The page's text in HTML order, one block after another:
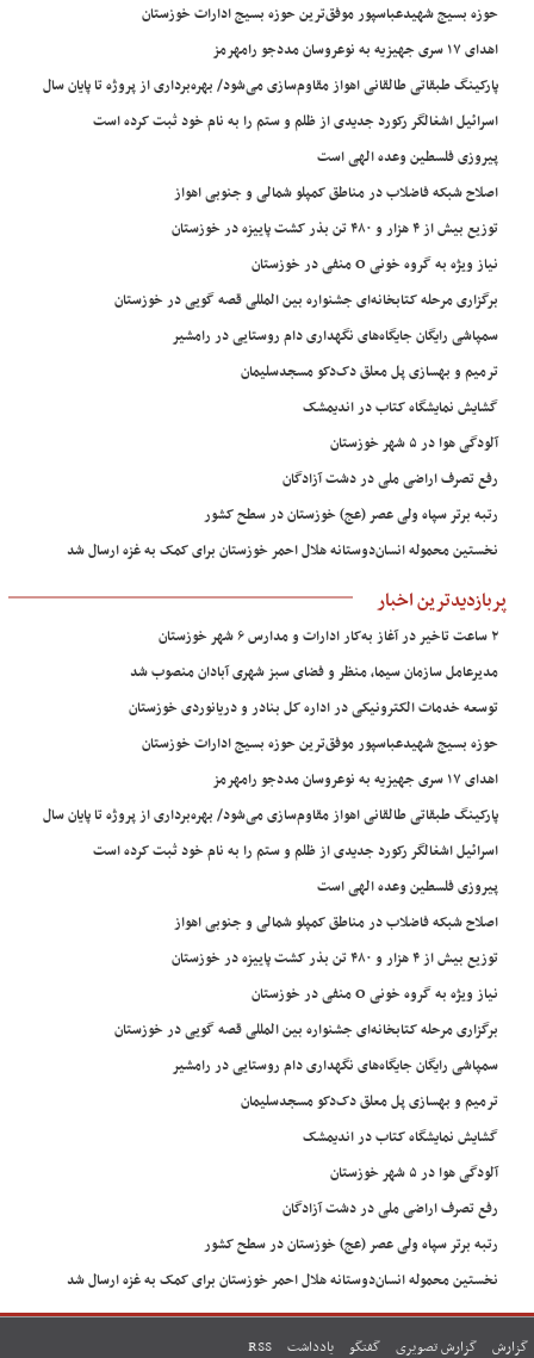
حوزه بسیج شهیدعباسپور موفق‌ترین حوزه بسیج ادارات خوزستان
اهدای ۱۷ سری جهیزیه به نوعروسان مددجو رامهرمز
پارکینگ طبقاتی طالقانی اهواز مقاوم‌سازی می‌شود/ بهره‌برداری از پروژه تا پایان سال
اسرائیل اشغالگر رکورد جدیدی از ظلم و ستم را به نام خود ثبت کرده است
پیروزی فلسطین وعده الهی است
اصلاح شبکه فاضلاب در مناطق کمپلو شمالی و جنوبی اهواز
توزیع بیش از ۴ هزار و ۴۸۰ تن بذر کشت پاییزه در خوزستان
نیاز ویژه به گروه خونی O منفی در خوزستان
برگزاری مرحله کتابخانه‌ای جشنواره بین المللی قصه گویی در خوزستان
سمپاشی رایگان جایگاه‌های نگهداری دام روستایی در رامشیر
ترمیم و بهسازی پل معلق دک‌دکو مسجدسلیمان
گشایش نمایشگاه کتاب در اندیمشک
آلودگی هوا در ۵ شهر خوزستان
رفع تصرف اراضی ملی در دشت آزادگان
رتبه برتر سپاه ولی عصر (عج) خوزستان در سطح کشور
نخستین محموله انسان‌دوستانه هلال احمر خوزستان برای کمک به غزه ارسال شد
پربازدیدترین اخبار
۲ ساعت تاخیر در آغاز به‌کار ادارات و مدارس ۶ شهر خوزستان
مدیرعامل سازمان سیما، منظر و فضای سبز شهری آبادان منصوب شد
توسعه خدمات الکترونیکی در اداره کل بنادر و دریانوردی خوزستان
حوزه بسیج شهیدعباسپور موفق‌ترین حوزه بسیج ادارات خوزستان
اهدای ۱۷ سری جهیزیه به نوعروسان مددجو رامهرمز
پارکینگ طبقاتی طالقانی اهواز مقاوم‌سازی می‌شود/ بهره‌برداری از پروژه تا پایان سال
اسرائیل اشغالگر رکورد جدیدی از ظلم و ستم را به نام خود ثبت کرده است
پیروزی فلسطین وعده الهی است
اصلاح شبکه فاضلاب در مناطق کمپلو شمالی و جنوبی اهواز
توزیع بیش از ۴ هزار و ۴۸۰ تن بذر کشت پاییزه در خوزستان
نیاز ویژه به گروه خونی O منفی در خوزستان
برگزاری مرحله کتابخانه‌ای جشنواره بین المللی قصه گویی در خوزستان
سمپاشی رایگان جایگاه‌های نگهداری دام روستایی در رامشیر
ترمیم و بهسازی پل معلق دک‌دکو مسجدسلیمان
گشایش نمایشگاه کتاب در اندیمشک
آلودگی هوا در ۵ شهر خوزستان
رفع تصرف اراضی ملی در دشت آزادگان
رتبه برتر سپاه ولی عصر (عج) خوزستان در سطح کشور
نخستین محموله انسان‌دوستانه هلال احمر خوزستان برای کمک به غزه ارسال شد
گزارش گزارش تصویری گفتگو یادداشت RSS